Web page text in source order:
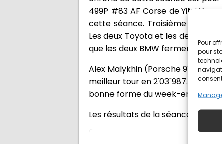
Pour
pour
499P #83 AF Corse de Yifei Ye,
cette séance. Troisième temps
Les deux Toyota et les deux
que les deux BMW ferment la
Alex Malykhin (Porsche 911 GT3
meilleur tour en 2'03"987. Mais
bonne forme du week-end.
Les résultats de la séance par